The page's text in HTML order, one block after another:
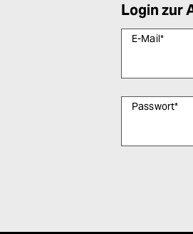
Login zur
E-Mail*
Passwort*